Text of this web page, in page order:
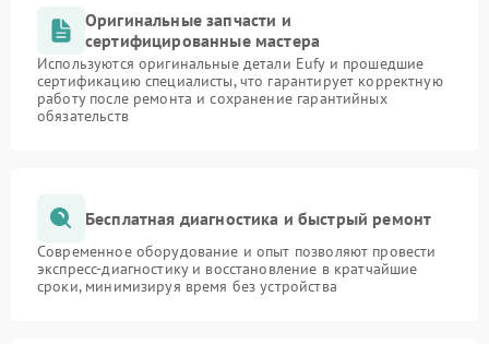
Оригинальные запчасти и
сертифицированные мастера
Используются оригинальные детали Eufy и прошедшие
сертификацию специалисты, что гарантирует корректную
работу после ремонта и сохранение гарантийных
обязательств
Бесплатная диагностика и быстрый ремонт
Современное оборудование и опыт позволяют провести
экспресс-диагностику и восстановление в кратчайшие
сроки, минимизируя время без устройства